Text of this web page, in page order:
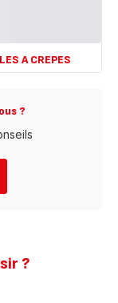
A CREPES
?
?